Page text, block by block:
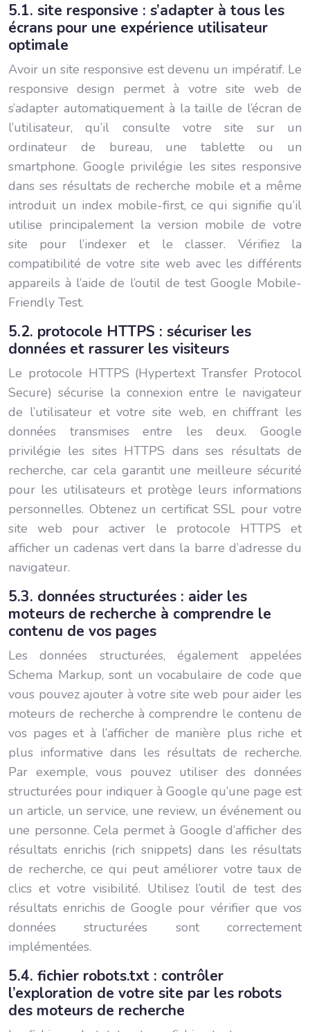
5.1. site responsive : s’adapter à tous les
écrans pour une expérience utilisateur
optimale
Avoir un site responsive est devenu un impératif. Le
responsive design permet à votre site web de
s’adapter automatiquement à la taille de l’écran de
l’utilisateur, qu’il consulte votre site sur un
ordinateur de bureau, une tablette ou un
smartphone. Google privilégie les sites responsive
dans ses résultats de recherche mobile et a même
introduit un index mobile-first, ce qui signifie qu’il
utilise principalement la version mobile de votre
site pour l’indexer et le classer. Vérifiez la
compatibilité de votre site web avec les différents
appareils à l’aide de l’outil de test Google Mobile-
Friendly Test.
5.2. protocole HTTPS : sécuriser les
données et rassurer les visiteurs
Le protocole HTTPS (Hypertext Transfer Protocol
Secure) sécurise la connexion entre le navigateur
de l’utilisateur et votre site web, en chiffrant les
données transmises entre les deux. Google
privilégie les sites HTTPS dans ses résultats de
recherche, car cela garantit une meilleure sécurité
pour les utilisateurs et protège leurs informations
personnelles. Obtenez un certificat SSL pour votre
site web pour activer le protocole HTTPS et
afficher un cadenas vert dans la barre d’adresse du
navigateur.
5.3. données structurées : aider les
moteurs de recherche à comprendre le
contenu de vos pages
Les données structurées, également appelées
Schema Markup, sont un vocabulaire de code que
vous pouvez ajouter à votre site web pour aider les
moteurs de recherche à comprendre le contenu de
vos pages et à l’afficher de manière plus riche et
plus informative dans les résultats de recherche.
Par exemple, vous pouvez utiliser des données
structurées pour indiquer à Google qu’une page est
un article, un service, une review, un événement ou
une personne. Cela permet à Google d’afficher des
résultats enrichis (rich snippets) dans les résultats
de recherche, ce qui peut améliorer votre taux de
clics et votre visibilité. Utilisez l’outil de test des
résultats enrichis de Google pour vérifier que vos
données structurées sont correctement
implémentées.
5.4. fichier robots.txt : contrôler
l’exploration de votre site par les robots
des moteurs de recherche